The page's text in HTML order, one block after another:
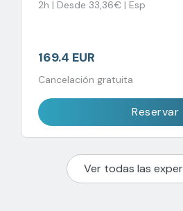
2h | Desde 33,36€ | Esp
169.4 EUR
Cancelación gratuita
Reservar
Ver todas las